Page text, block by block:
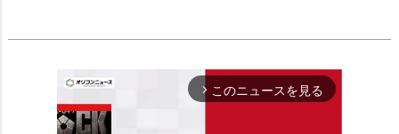
arrow_forward_ios このニュースを見る